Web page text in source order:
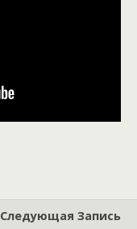
Следующая Запись